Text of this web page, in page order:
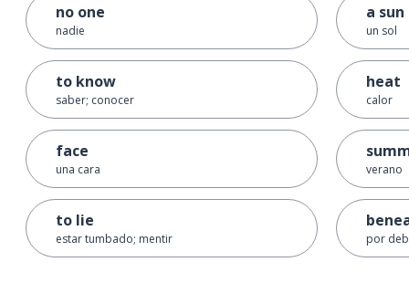
no one
nadie
to know
saber; conocer
face
una cara
to lie
estar tumbado; mentir
a sun
un sol
heat
calor
verano
por